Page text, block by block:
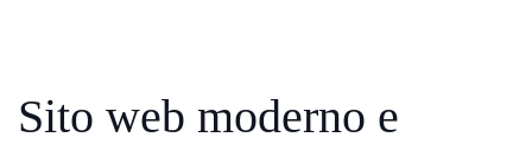
Sito web moderno e